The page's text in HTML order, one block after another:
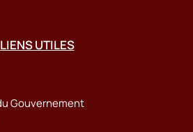
LIENS UTILES
Gouvernement